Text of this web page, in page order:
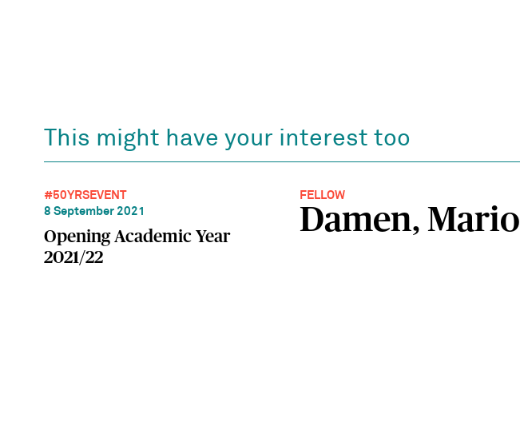
This might have your interest too
#50YRSEVENT
8 September 2021
Opening Academic Year
2021/22
FELLOW
Damen, Mario